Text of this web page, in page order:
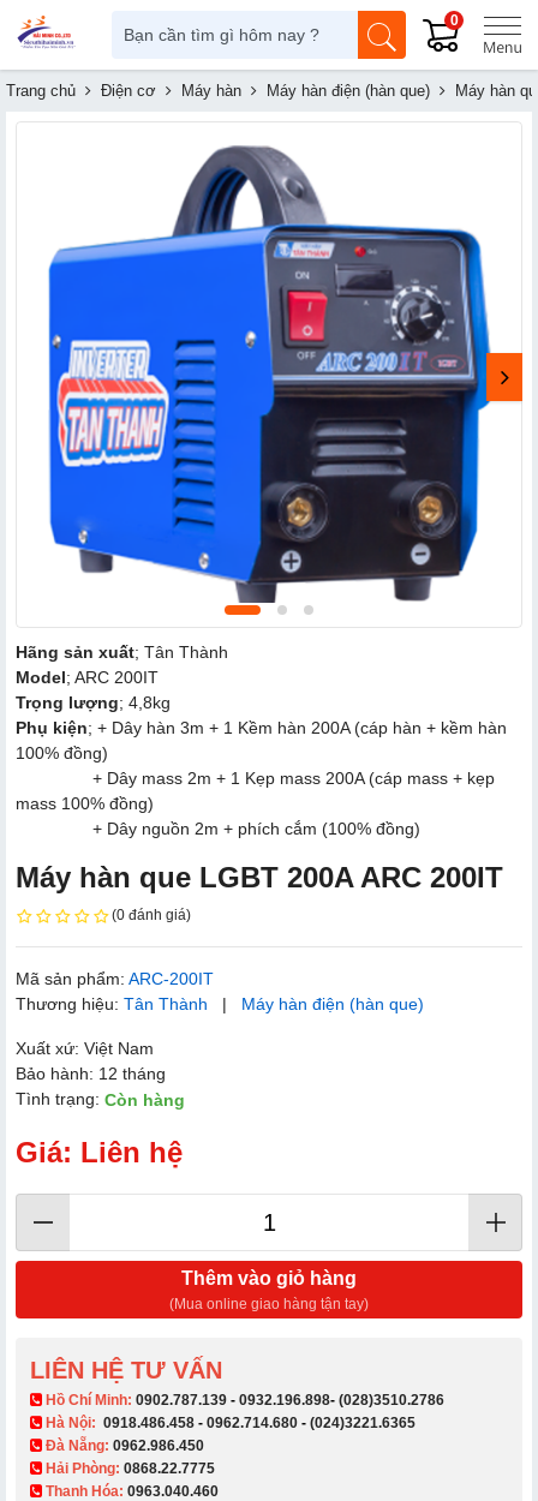
0
Trang chủ Điện cơ Máy hàn Máy hàn điện (hàn que) Máy hàn
Hãng sản xuất; Tân Thành
Model; ARC 200IT
Trọng lượng; 4,8kg
Phụ kiện; + Dây hàn 3m + 1 Kềm hàn 200A (cáp hàn + kềm hàn
100% đồng)
+ Dây mass 2m + 1 Kẹp mass 200A (cáp mass + kẹp
mass 100% đồng)
+ Dây nguồn 2m + phích cắm (100% đồng)
Máy hàn que LGBT 200A ARC 200IT
(0 đánh giá)
Mã sản phẩm: ARC-200IT
Thương hiệu: Tân Thành | Máy hàn điện (hàn que)
Xuất xứ: Việt Nam
Bảo hành: 12 tháng
Tình trạng: Còn hàng
Giá: Liên hệ
Thêm vào giỏ hàng
(Mua online giao hàng tận tay)
LIÊN HỆ TƯ VẤN
​ Hồ Chí Minh: 0902.787.139 - 0932.196.898- (028)3510.2786
Hà Nội: 0918.486.458 - 0962.714.680 - (024)3221.6365
Đà Nẵng: 0962.986.450
Hải Phòng: 0868.22.7775
Thanh Hóa: 0963.040.460